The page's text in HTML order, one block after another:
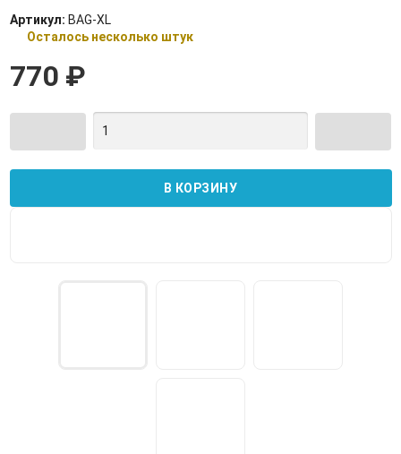
Артикул: BAG-XL
Осталось несколько штук
770 ₽